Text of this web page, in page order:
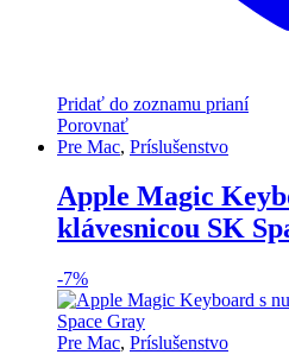
Pridať do zoznamu prianí
Porovnať
Pre Mac, Príslušenstvo
Apple Magic
klávesnicou SK
-7%
Pre Mac, Príslušenstvo